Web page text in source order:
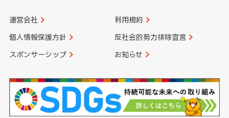
運営会社 利用規約
個人情報保護方針 反社会的勢力排除宣言
スポンサーシップ お知らせ